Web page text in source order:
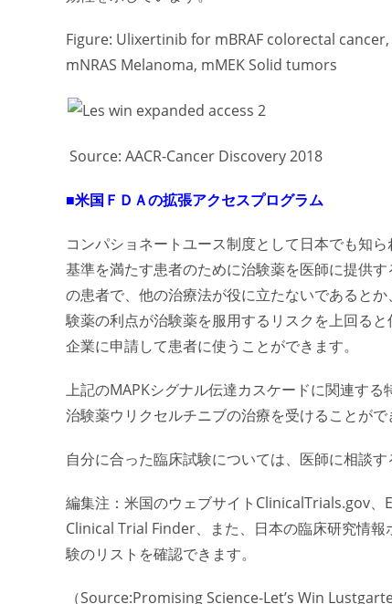
Figure: Ulixertinib for mBRAF colorectal cancer,
mNRAS Melanoma, mMEK Solid tumors
Source: AACR-Cancer Discovery 2018
■米国ＦＤＡの拡張アクセスプログラム
コンパショネートユース制度として日本でも知
基準を満たす患者のために治験薬を医師に提供
の患者で、他の治療法が役に立たないであると
験薬の利点が治験薬を服用するリスクを上回る
企業に申請して患者に使うことができます。
上記のMAPKシグナル伝達カスケードに関連す
治験薬ウリクセルチニブの治療を受けることがで
自分に合った臨床試験については、医師に相談す
編集注：米国のウェブサイトClinicalTrials.gov
Clinical Trial Finder、また、日本の臨床研究情
験のリストを確認できます。
（Source:Promising Science-Let’s Win